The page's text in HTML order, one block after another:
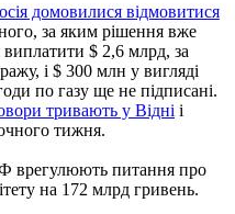
домовилися відмовитися
за яким рішення вже
$ 2,6 млрд, за
і $ 300 млн у вигляді
по газу ще не підписані.
тривають у Відні і
тижня.
врегулюють питання про
на 172 млрд гривень.